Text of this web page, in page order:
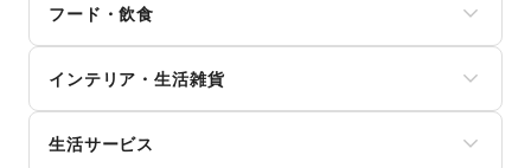
レディースファッション
ユニセックス
インナー・ルームウェア
キッズ・ベビー・マタニティ
スポーツ
シーズナルウェア
フード・飲食
和菓子
パン
お弁当・惣菜
軽食・ホットスナック
インテリア・生活雑貨
寝具・ベッド
生活サービス